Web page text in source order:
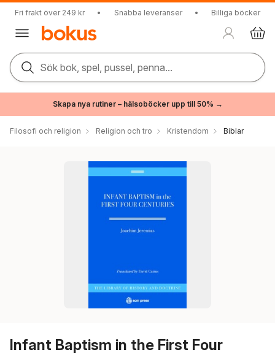
Fri frakt över 249 kr • Snabba leveranser • Billiga böcker
Sök bok, spel, pussel, penna...
Skapa nya rutiner – hälsoböcker upp till 50% →
Filosofi och religion Religion och tro Kristendom Biblar
Infant Baptism in the First Four